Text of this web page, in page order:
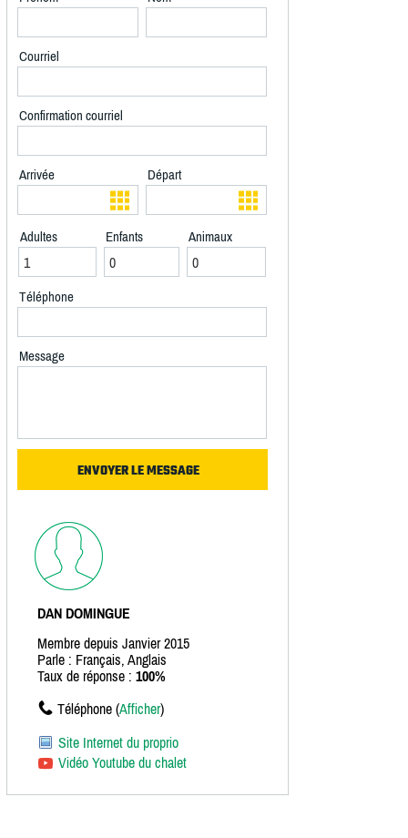
Courriel
Confirmation courriel
Arrivée Départ
Adultes Enfants Animaux
Téléphone
Message
DAN DOMINGUE
Membre depuis Janvier 2015
Parle : Français, Anglais
Taux de réponse : 100%
Téléphone (Afficher)
Site Internet du proprio
Vidéo Youtube du chalet